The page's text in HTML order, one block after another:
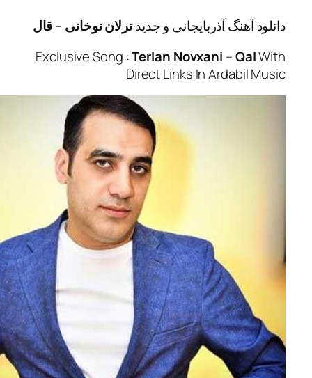
آذربایجانی و جدیدترلان نوخانی–قال
Exclusive Song :Terlan Novxani
Direct Links In